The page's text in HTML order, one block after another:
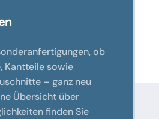
ob
Kantteile sowie
– ganz neu
Übersicht über
finden Sie